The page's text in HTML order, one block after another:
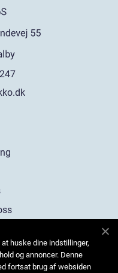
huske dine indstillinger,
og annoncer. Denne
fortsat brug af websiden